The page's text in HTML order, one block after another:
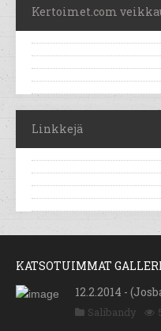
Kertoimet.com
Linkkejä
KATSOTUIMMAT
12.2.2014 -
Salibandy